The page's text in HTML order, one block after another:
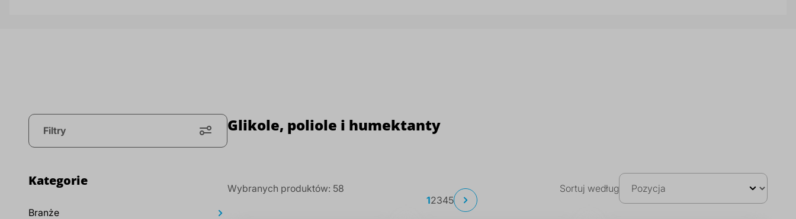
Glikole, poliole i humektanty
Wybranych produktów: 58
Strona
Aktualnie
1Strona
2Strona
3Strona
4Strona
5
Strona
Następne
Sortuj według
Filtry
Kategorie
Branże